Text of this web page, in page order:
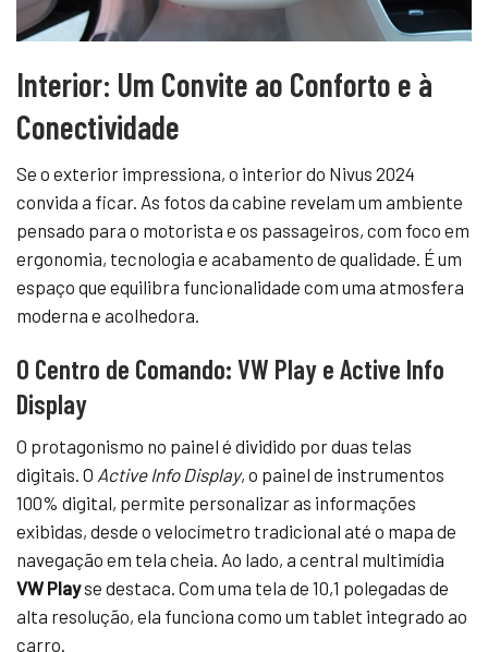
Interior: Um Convite ao Conforto e à
Conectividade
Se o exterior impressiona, o interior do Nivus 2024
convida a ficar. As fotos da cabine revelam um ambiente
pensado para o motorista e os passageiros, com foco em
ergonomia, tecnologia e acabamento de qualidade. É um
espaço que equilibra funcionalidade com uma atmosfera
moderna e acolhedora.
O Centro de Comando: VW Play e Active Info
Display
O protagonismo no painel é dividido por duas telas
digitais. O Active Info Display, o painel de instrumentos
100% digital, permite personalizar as informações
exibidas, desde o velocímetro tradicional até o mapa de
navegação em tela cheia. Ao lado, a central multimídia
VW Playse destaca. Com uma tela de 10,1 polegadas de
alta resolução, ela funciona como um tablet integrado ao
carro.